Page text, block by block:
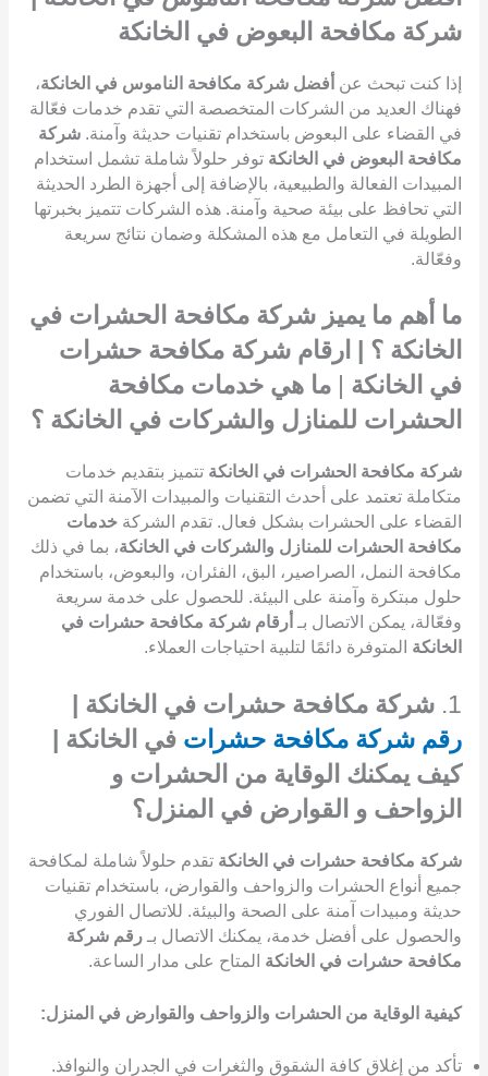
شركة مكافحة البعوض في الخانكة
إذا كنت تبحث عن أفضل شركة مكافحة الناموس في الخانكة،
فهناك العديد من الشركات المتخصصة التي تقدم خدمات فعّالة
في القضاء على البعوض باستخدام تقنيات حديثة وآمنة. شركة
مكافحة البعوض في الخانكة توفر حلولاً شاملة تشمل استخدام
المبيدات الفعالة والطبيعية، بالإضافة إلى أجهزة الطرد الحديثة
التي تحافظ على بيئة صحية وآمنة. هذه الشركات تتميز بخبرتها
الطويلة في التعامل مع هذه المشكلة وضمان نتائج سريعة
وفعّالة.
ما أهم ما يميز شركة مكافحة الحشرات في
الخانكة ؟ | ارقام شركة مكافحة حشرات
في الخانكة
ما هي خدمات مكافحة
الحشرات للمنازل والشركات في الخانكة ؟
شركة مكافحة الحشرات في الخانكة تتميز بتقديم خدمات
متكاملة تعتمد على أحدث التقنيات والمبيدات الآمنة التي تضمن
القضاء على الحشرات بشكل فعال. تقدم الشركة خدمات
مكافحة الحشرات للمنازل والشركات في الخانكة، بما في ذلك
مكافحة النمل، الصراصير، البق، الفئران، والبعوض، باستخدام
حلول مبتكرة وآمنة على البيئة. للحصول على خدمة سريعة
وفعّالة، يمكن الاتصال بـ أرقام شركة مكافحة حشرات في
الخانكة المتوفرة دائمًا لتلبية احتياجات العملاء.
1. شركة مكافحة حشرات في الخانكة |
رقم شركة مكافحة حشرات في الخانكة |
كيف يمكنك الوقاية من الحشرات و
الزواحف و القوارض في المنزل؟
شركة مكافحة حشرات في الخانكة تقدم حلولاً شاملة لمكافحة
جميع أنواع الحشرات والزواحف والقوارض، باستخدام تقنيات
حديثة ومبيدات آمنة على الصحة والبيئة. للاتصال الفوري
والحصول على أفضل خدمة، يمكنك الاتصال بـ رقم شركة
مكافحة حشرات في الخانكة المتاح على مدار الساعة.
كيفية الوقاية من الحشرات والزواحف والقوارض في المنزل:
تأكد من إغلاق كافة الشقوق والثغرات في الجدران والنوافذ.